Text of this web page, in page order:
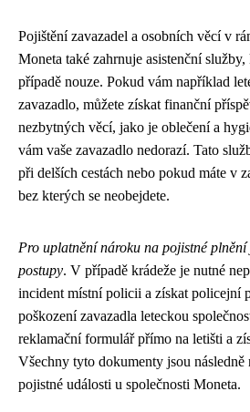
Pojištění zavazadel a osobních věcí v
Moneta také zahrnuje asistenční
případě nouze. Pokud vám například
zavazadlo, můžete získat finanční
nezbytných věcí, jako je oblečení a
vám vaše zavazadlo nedorazí. Tato
při delších cestách nebo pokud máte v
bez kterých se neobejdete.
Pro uplatnění nároku na pojistné
postupy. V případě krádeže je nutné
incident místní policii a získat policejní
poškození zavazadla leteckou
reklamační formulář přímo na letišti a
Všechny tyto dokumenty jsou
pojistné události u společnosti Moneta.